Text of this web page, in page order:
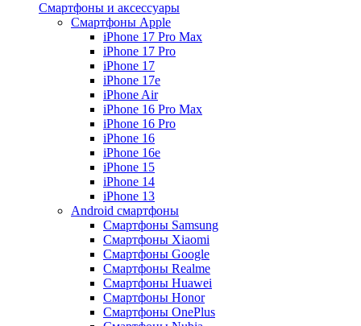
Смартфоны и аксессуары
Смартфоны Apple
iPhone 17 Pro Max
iPhone 17 Pro
iPhone 17
iPhone 17e
iPhone Air
iPhone 16 Pro Max
iPhone 16 Pro
iPhone 16
iPhone 16e
iPhone 15
iPhone 14
iPhone 13
Android cмартфоны
Смартфоны Samsung
Смартфоны Xiaomi
Смартфоны Google
Смартфоны Realme
Смартфоны Huawei
Смартфоны Honor
Смартфоны OnePlus